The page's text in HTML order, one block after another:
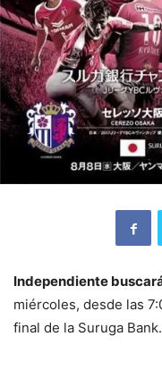
Independiente
miércoles, desde las
final de la Suruga Bank.